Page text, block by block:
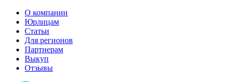
О компании
Юрлицам
Статьи
Для регионов
Партнерам
Выкуп
Отзывы